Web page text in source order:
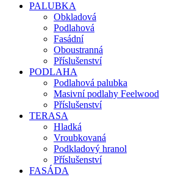
PALUBKA
Obkladová
Podlahová
Fasádní
Oboustranná
Příslušenství
PODLAHA
Podlahová palubka
Masivní podlahy Feelwood
Příslušenství
TERASA
Hladká
Vroubkovaná
Podkladový hranol
Příslušenství
FASÁDA